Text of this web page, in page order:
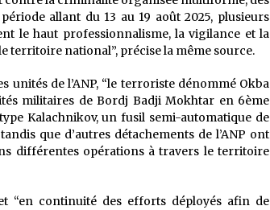
allant du 13 au 19 août 2025, plusieurs
le haut professionnalisme, la vigilance et la
territoire national”, précise la même source.
de l’ANP, “le terroriste dénommé Okba
militaires de Bordj Badji Mokhtar en 6ème
Kalachnikov, un fusil semi-automatique de
que d’autres détachements de l’ANP ont
différentes opérations à travers le territoire
“en continuité des efforts déployés afin de